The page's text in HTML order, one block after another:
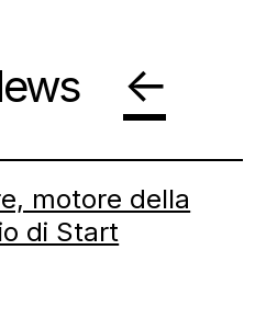
←
motore della
di Start